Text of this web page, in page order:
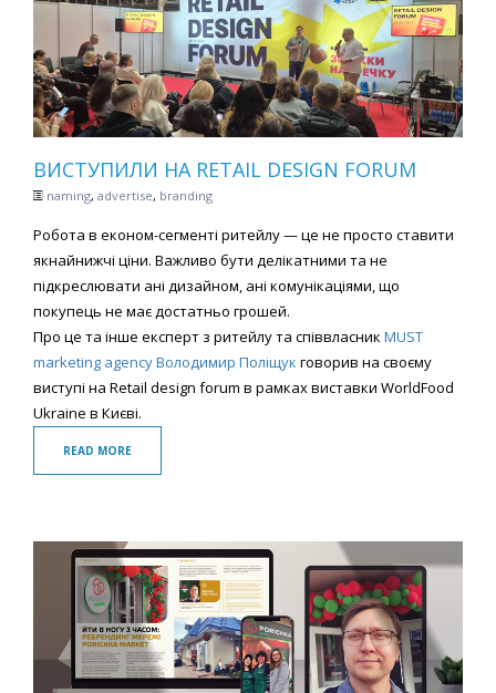
ВИСТУПИЛИ НА RETAIL DESIGN FORUM
naming, advertise, branding
Робота в економ-сегменті ритейлу — це не просто ставити
якнайнижчі ціни. Важливо бути делікатними та не
підкреслювати ані дизайном, ані комунікаціями, що
покупець не має достатньо грошей.
Про це та інше експерт з ритейлу та співвласник MUST
marketing agencyВолодимир Поліщук говорив на своєму
виступі на Retail design forum в рамках виставки WorldFood
Ukraine в Києві.
READ MORE